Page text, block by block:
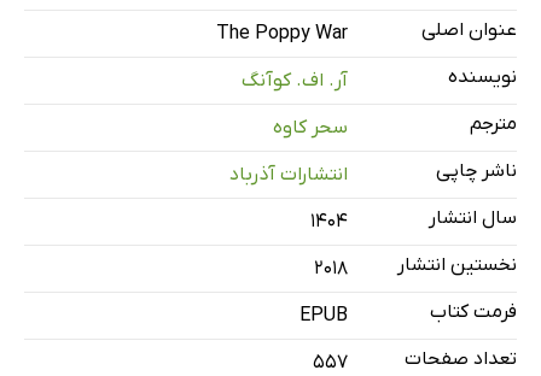
عنوان اصلی
The Poppy War
نویسنده
آر. اف. کوآنگ
مترجم
سحر کاوه
ناشر چاپی
انتشارات آذرباد
سال انتشار
۱۴۰۴
نخستین انتشار
2018
فرمت کتاب
EPUB
تعداد صفحات
557